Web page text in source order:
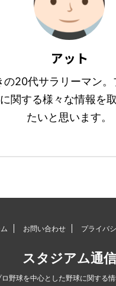
アット
の20代サラリーマン。
関する様々な情報を
たいと思います。
お問い合わせ プライバ
スタジアム通信
ロ野球を中心とした野球に関する情